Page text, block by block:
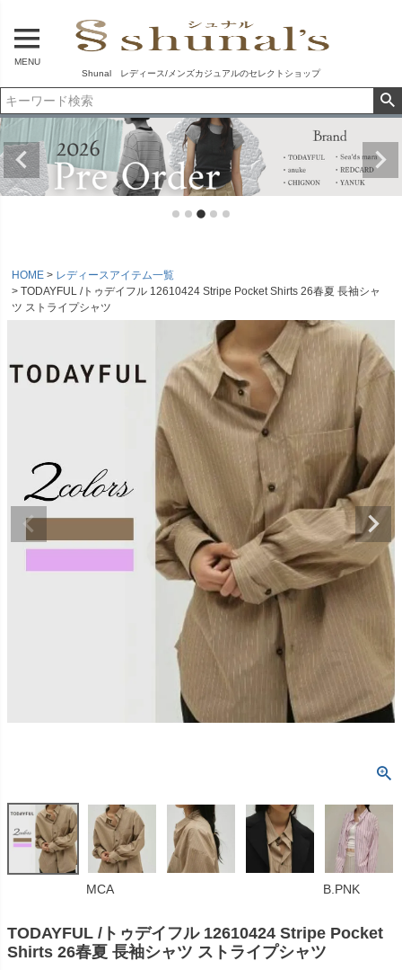
MENU
Shunal レディース/メンズカジュアルのセレクトショップ
HOME
レディースアイテム一覧
TODAYFUL /トゥデイフル 12610424 Stripe Pocket Shirts 26春夏 長袖シャ
ツ ストライプシャツ
MCA B.PNK
TODAYFUL /トゥデイフル 12610424 Stripe Pocket
Shirts 26春夏 長袖シャツ ストライプシャツ